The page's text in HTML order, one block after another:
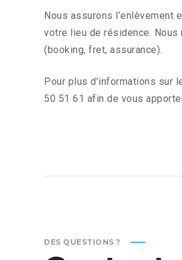
Nous assurons l’enlèvement
votre lieu de résidence.
(booking, fret, assurance).
Pour plus d’informations sur
50 51 61 afin de vous
DES QUESTIONS ?